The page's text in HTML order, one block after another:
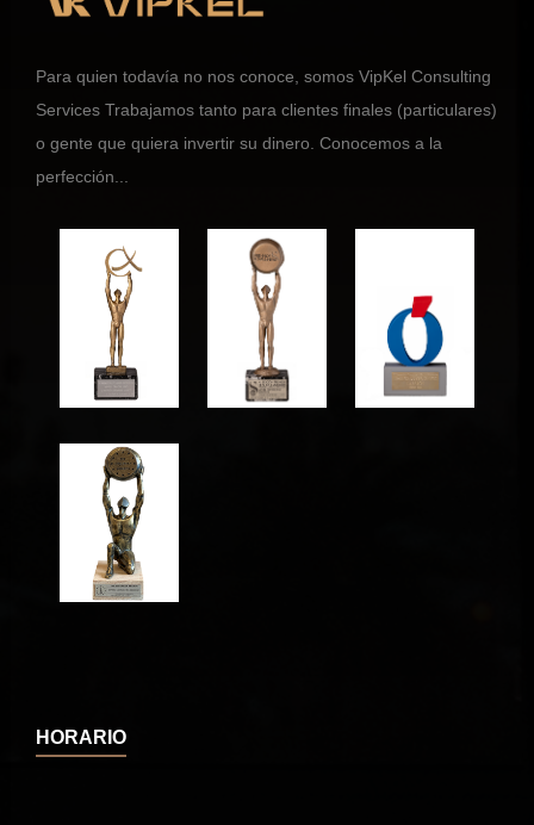
Para quien todavía no nos conoce, somos VipKel Consulting
Services Trabajamos tanto para clientes finales (particulares)
o gente que quiera invertir su dinero. Conocemos a la
perfección...
HORARIO